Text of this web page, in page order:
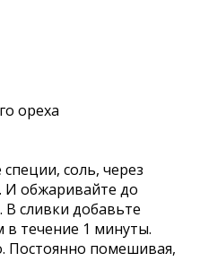
ореха
соль, через
И обжаривайте до
В сливки добавьте
в течение 1 минуты.
Постоянно помешивая,